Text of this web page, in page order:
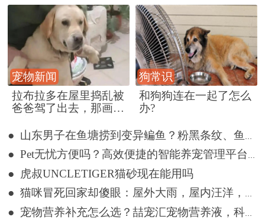
宠物新闻
拉布拉多在屋里捣乱被
爸爸驾了出去，那画面
狗常识
和狗狗连在一起了怎么
办?
● 山东男子在鱼塘捞到变异鳊鱼？粉黑条纹、鱼体三角形，网友：很刑
● Pet无忧方便吗？高效便捷的智能养宠管理平台详解
● 虎叔UNCLETIGER猫砂现在能用吗
● 猫咪冒死回家却傻眼：屋外大雨，屋内汪洋，网友：不回也罢